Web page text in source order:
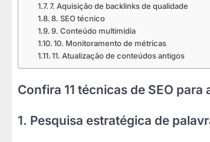
7. Aquisição de backlinks de qualidade
8. SEO técnico
9. Conteúdo multimídia
10. Monitoramento de métricas
11. Atualização de conteúdos antigos
Confira 11 técnicas de SEO
1. Pesquisa estratégica de